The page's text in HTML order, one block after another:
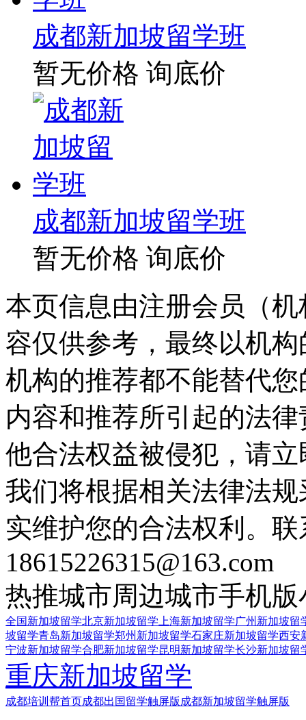
成都新加坡留学班
暂无价格 询底价
成都新加坡留学班
暂无价格 询底价
本页信息由注册会员（
容仅供参考，最终以机
机构的推荐都不能替代
内容和推荐所引起的法
他合法权益被侵犯，请
我们将根据相关法律法
实维护您的合法权利。
18615226315@163.com
热推城市周边城市手机版
全国新加坡留学北京新加坡留学 上海新加坡留学广州新加坡留
坡留学青岛新加坡留学郑州新加坡留学石家庄新加坡留学西安
宁波新加坡留学合肥新加坡留学昆明新加坡留学长沙新加坡留
重庆新加坡留学
成都培训帮首页成都出国留学触屏版 成都新加坡留学触屏版